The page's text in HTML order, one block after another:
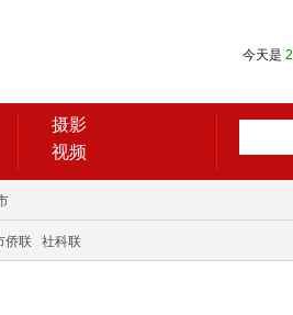
今天是
摄影
视频
侨联 社科联